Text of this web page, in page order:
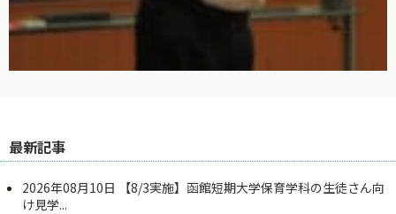
最新記事
2026年08月10日
【8/3実施】函館短期大学保育学科の生徒さん向
け見学...